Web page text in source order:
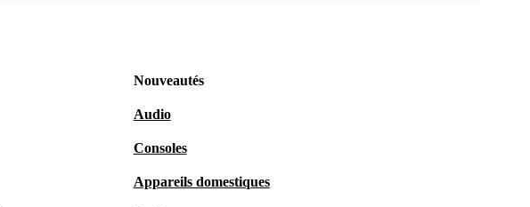
Nouveautés
Audio
Consoles
Appareils domestiques